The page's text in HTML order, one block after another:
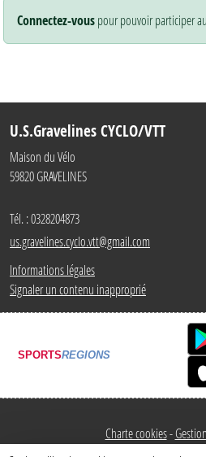
Connectez-vouspour pouvoir participer
U.S.Gravelines CYCLO/VTT
Maison du Vélo
59820GRAVELINES
Tél. :0328204873
us.gravelines.cyclo.vtt@gmail.com
Informations légales
Signaler un contenu inapproprié
SPORTSREGIONS
Charte cookies